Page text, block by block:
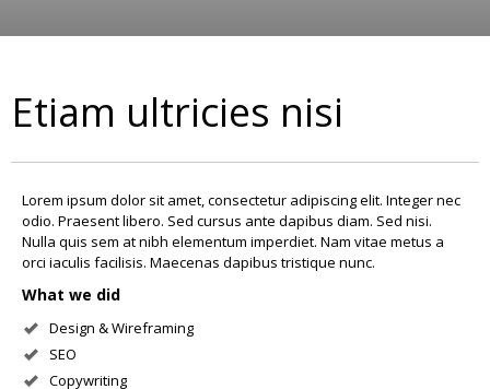
Etiam ultricies nisi
Lorem ipsum dolor sit amet, consectetur adipiscing elit. Integer nec
odio. Praesent libero. Sed cursus ante dapibus diam. Sed nisi.
Nulla quis sem at nibh elementum imperdiet. Nam vitae metus a
orci iaculis facilisis. Maecenas dapibus tristique nunc.
What we did
Design & Wireframing
SEO
Copywriting